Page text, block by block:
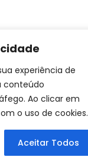
experiência de
conteúdo
Ao clicar em
o uso de cookies.
Aceitar Todos